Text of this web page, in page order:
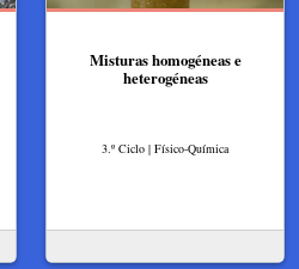
Misturas homogéneas e
heterogéneas
3.º Ciclo | Físico-Química